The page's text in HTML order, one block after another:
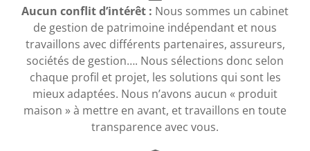
Aucun conflit d’intérêt : Nous sommes un cabinet
de gestion de patrimoine indépendant et nous
travaillons avec différents partenaires, assureurs,
sociétés de gestion…. Nous sélections donc selon
chaque profil et projet, les solutions qui sont les
mieux adaptées. Nous n’avons aucun « produit
maison » à mettre en avant, et travaillons en toute
transparence avec vous.